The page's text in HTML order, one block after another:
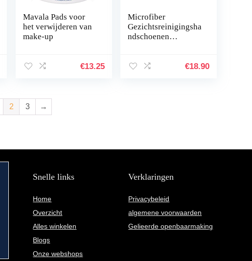
Mavala Pads voor
het verwijderen van
make-up
€13.25
Microfiber
Gezichtsreinigingsha
ndschoenen
Handdoek Gezicht
€18.90
2 3 →
Snelle links
Home
Overzicht
Alles winkelen
Blogs
Onze webshops
Verklaringen
Privacybeleid
algemene voorwaarden
Gelieerde openbaarmaking